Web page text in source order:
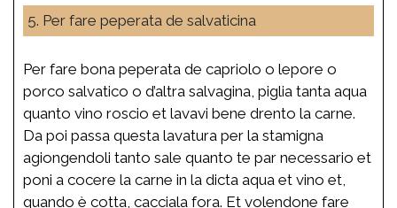
5. Per fare peperata de salvaticina
Per fare bona peperata de capriolo o lepore o
porco salvatico o d’altra salvagina, piglia tanta aqua
quanto vino roscio et lavavi bene drento la carne.
Da poi passa questa lavatura per la stamigna
agiongendoli tanto sale quanto te par necessario et
poni a cocere la carne in la dicta aqua et vino et,
quando è cotta, cacciala fora. Et volendone fare